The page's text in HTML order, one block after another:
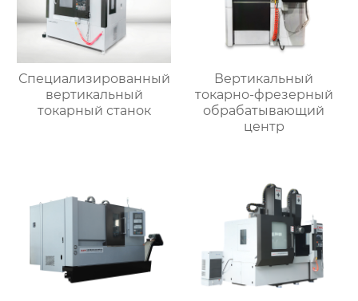
Специализированный
вертикальный
токарный станок
Вертикальный
токарно-фрезерный
обрабатывающий
центр